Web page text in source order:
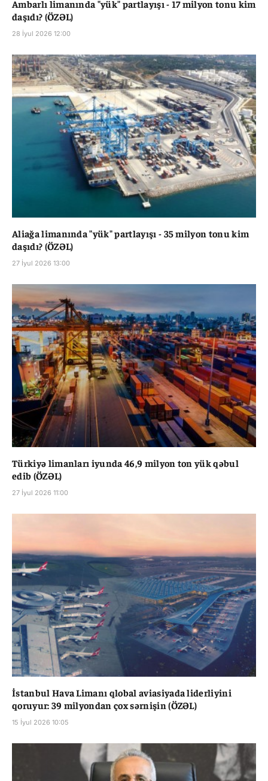
Ambarlı limanında "yük" partlayışı - 17 milyon tonu kim
daşıdı? (ÖZƏL)
28 İyul 2026 12:00
Aliağa limanında "yük" partlayışı - 35 milyon tonu kim
daşıdı? (ÖZƏL)
27 İyul 2026 13:00
Türkiyə limanları iyunda 46,9 milyon ton yük qəbul
edib (ÖZƏL)
27 İyul 2026 11:00
İstanbul Hava Limanı qlobal aviasiyada liderliyini
qoruyur: 39 milyondan çox sərnişin (ÖZƏL)
15 İyul 2026 10:05